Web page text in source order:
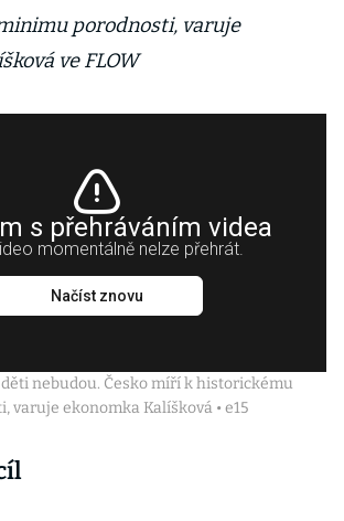
porodnosti, varuje
ve FLOW
s přehráváním videa
momentálně nelze přehrát.
Načíst znovu
děti nebudou. Česko míří k historickému
varuje ekonomka Kalíšková • e15